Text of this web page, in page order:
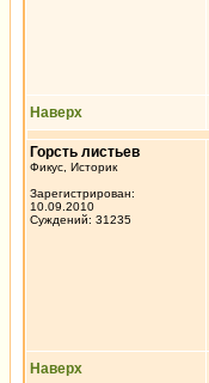
Наверх
Горсть листьев
Фикус, Историк
Зарегистрирован:
10.09.2010
Суждений: 31235
Наверх